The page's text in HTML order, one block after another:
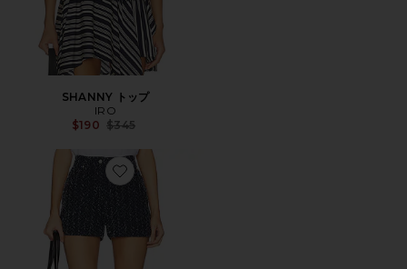
SHANNY トップ
IRO
$190 Previous price:
$345
Favorite VALENTIN ショートパンツ